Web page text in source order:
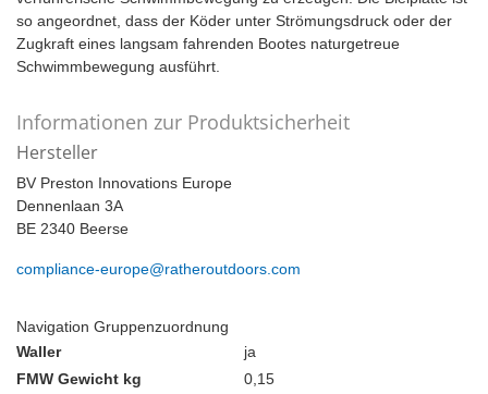
so angeordnet, dass der Köder unter Strömungsdruck oder der
Zugkraft eines langsam fahrenden Bootes naturgetreue
Schwimmbewegung ausführt.
Informationen zur Produktsicherheit
Hersteller
BV Preston Innovations Europe
Dennenlaan 3A
BE 2340 Beerse
compliance-europe@ratheroutdoors.com
Navigation Gruppenzuordnung
Waller
ja
FMW Gewicht kg
0,15